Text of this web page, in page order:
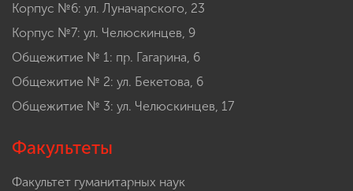
Корпус №6: ул. Луначарского, 23
Корпус №7: ул. Челюскинцев, 9
Общежитие № 1: пр. Гагарина, 6
Общежитие № 2: ул. Бекетова, 6
Общежитие № 3: ул. Челюскинцев, 17
Факультеты
Факультет гуманитарных наук